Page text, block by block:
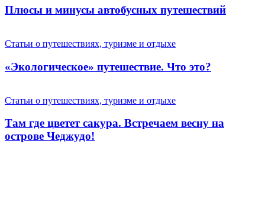
Плюсы и минусы автобусных путешествий
Статьи о путешествиях, туризме и отдыхе
«Экологическое» путешествие. Что это?
Статьи о путешествиях, туризме и отдыхе
Там где цветет сакура. Встречаем весну на
острове Чеджудо!